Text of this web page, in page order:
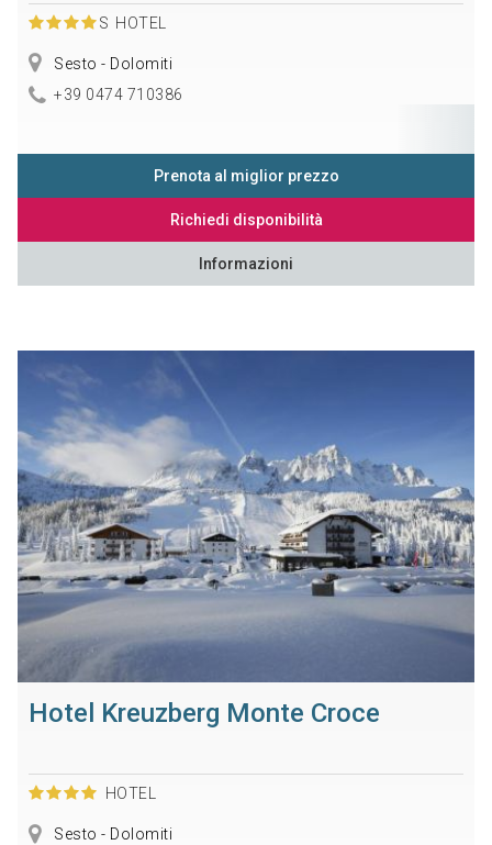
S HOTEL
Sesto - Dolomiti
+39 0474 710386
Prenota al miglior prezzo
Richiedi disponibilità
Informazioni
Hotel Kreuzberg Monte Croce
HOTEL
Sesto - Dolomiti